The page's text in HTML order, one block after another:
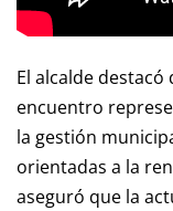
El alcalde
encuentro
la gestión
orientadas a la
aseguró que la